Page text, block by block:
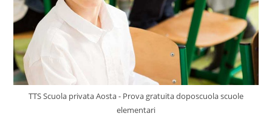
TTS Scuola privata Aosta - Prova gratuita doposcuola scuole
elementari